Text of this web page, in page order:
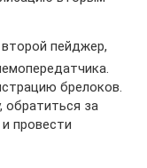
пейджер,
брелоков.
обратиться за
провести